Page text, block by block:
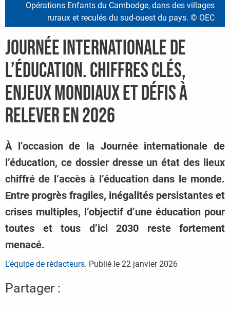
Opérations Enfants du Cambodge, dans des villages
ruraux et reculés du sud-ouest du pays. © OEC
Journée internationale de
l’éducation. chiffres clés,
enjeux mondiaux et défis à
relever en 2026
À l’occasion de la Journée internationale de
l’éducation, ce dossier dresse un état des lieux
chiffré de l’accès à l’éducation dans le monde.
Entre progrès fragiles, inégalités persistantes et
crises multiples, l’objectif d’une éducation pour
toutes et tous d’ici 2030 reste fortement
menacé.
L’équipe de rédacteurs. Publié le 22 janvier 2026
Partager :